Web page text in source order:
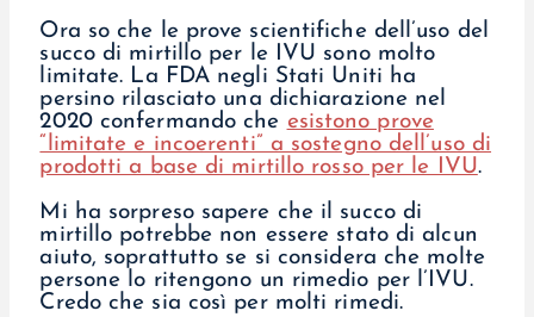
Ora so che le prove scientifiche dell’uso del
succo di mirtillo per le IVU sono molto
limitate. La FDA negli Stati Uniti ha
persino rilasciato una dichiarazione nel
2020 confermando che esistono prove
“limitate e incoerenti” a sostegno dell’uso di
prodotti a base di mirtillo rosso per le IVU.
Mi ha sorpreso sapere che il succo di
mirtillo potrebbe non essere stato di alcun
aiuto, soprattutto se si considera che molte
persone lo ritengono un rimedio per l’IVU.
Credo che sia così per molti rimedi.